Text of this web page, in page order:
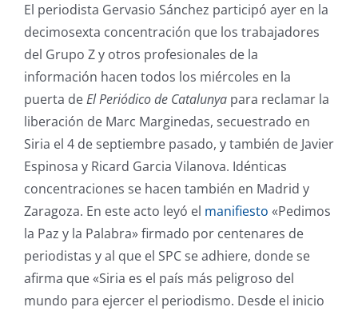
El periodista Gervasio Sánchez participó ayer en la
decimosexta concentración que los trabajadores
del Grupo Z y otros profesionales de la
información hacen todos los miércoles en la
puerta deEl Periódico de Catalunya para reclamar la
liberación de Marc Marginedas, secuestrado en
Siria el 4 de septiembre pasado, y también de Javier
Espinosa y Ricard Garcia Vilanova. Idénticas
concentraciones se hacen también en Madrid y
Zaragoza. En este acto leyó el manifiesto «Pedimos
la Paz y la Palabra» firmado por centenares de
periodistas y al que el SPC se adhiere, donde se
afirma que «Siria es el país más peligroso del
mundo para ejercer el periodismo. Desde el inicio